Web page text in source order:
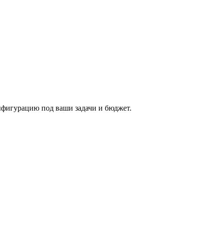
под ваши задачи и бюджет.